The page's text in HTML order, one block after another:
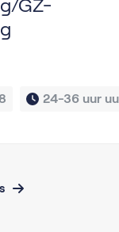
GZ-
24-36 uur